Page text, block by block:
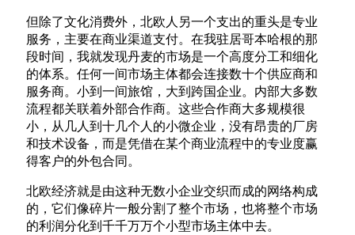
但除了文化消费外，北欧人另一个支出的重头是专业
服务，主要在商业渠道支付。在我驻居哥本哈根的那
段时间，我就发现丹麦的市场是一个高度分工和细化
的体系。任何一间市场主体都会连接数十个供应商和
服务商。小到一间旅馆，大到跨国企业。内部大多数
流程都关联着外部合作商。这些合作商大多规模很
小，从几人到十几个人的小微企业，没有昂贵的厂房
和技术设备，而是凭借在某个商业流程中的专业度赢
得客户的外包合同。
北欧经济就是由这种无数小企业交织而成的网络构成
的，它们像碎片一般分割了整个市场，也将整个市场
的利润分化到千千万万个小型市场主体中去。